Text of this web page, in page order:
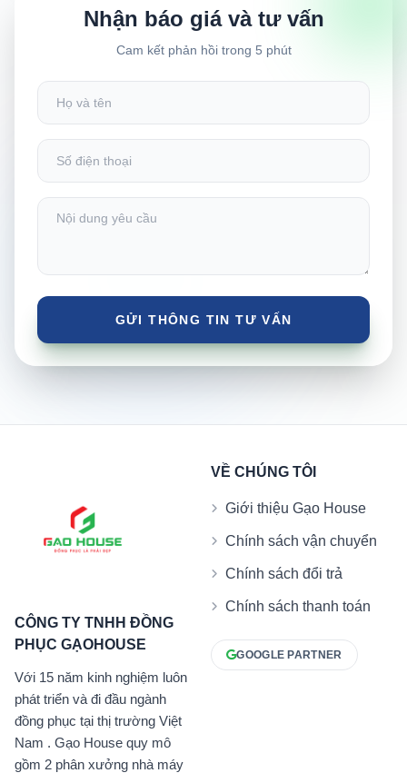
Nhận báo giá và tư vấn
Cam kết phản hồi trong 5 phút
CÔNG TY TNHH ĐỒNG
PHỤC GẠOHOUSE
Với 15 năm kinh nghiệm luôn
phát triển và đi đầu ngành
đồng phục tại thị trường Việt
Nam . Gạo House quy mô
gồm 2 phân xưởng nhà máy
VỀ CHÚNG TÔI
Giới thiệu Gạo House
Chính sách vận chuyển
Chính sách đổi trả
Chính sách thanh toán
GOOGLE PARTNER